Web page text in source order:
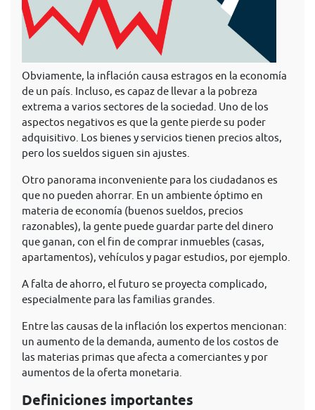
Obviamente, la inflación causa estragos en la economía
de un país. Incluso, es capaz de llevar a la pobreza
extrema a varios sectores de la sociedad. Uno de los
aspectos negativos es que la gente pierde su poder
adquisitivo. Los bienes y servicios tienen precios altos,
pero los sueldos siguen sin ajustes.
Otro panorama inconveniente para los ciudadanos es
que no pueden ahorrar. En un ambiente óptimo en
materia de economía (buenos sueldos, precios
razonables), la gente puede guardar parte del dinero
que ganan, con el fin de comprar inmuebles (casas,
apartamentos), vehículos y pagar estudios, por ejemplo.
A falta de ahorro, el futuro se proyecta complicado,
especialmente para las familias grandes.
Entre las causas de la inflación los expertos mencionan:
un aumento de la demanda, aumento de los costos de
las materias primas que afecta a comerciantes y por
aumentos de la oferta monetaria.
Definiciones importantes